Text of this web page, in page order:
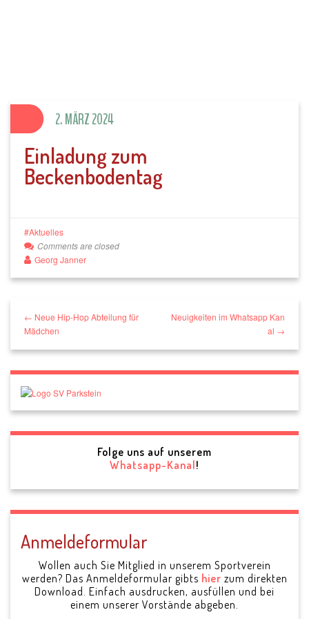
Einladung zum
Beckenbodentag
2. MÄRZ 2024
Aktuelles
Comments are closed
Georg Janner
← Neue Hip-Hop Abteilung für
Mädchen
Neuigkeiten im Whatsapp Kan
al →
Folge uns auf unserem
Whatsapp-Kanal!
Anmeldeformular
Wollen auch Sie Mitglied in unserem Sportverein
werden? Das Anmeldeformular gibts hier zum direkten
Download. Einfach ausdrucken, ausfüllen und bei
einem unserer Vorstände abgeben.